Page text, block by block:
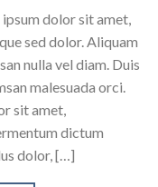
dolor sit amet,
sed dolor. Aliquam
nulla vel diam. Duis
malesuada orci.
sit amet,
dictum
dolor, […]